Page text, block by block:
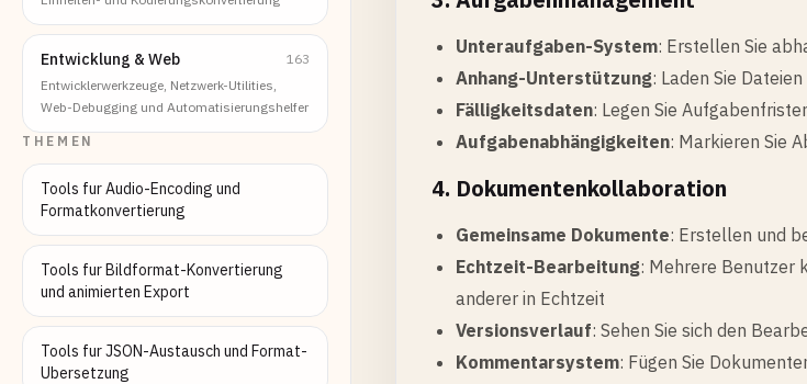
Entwicklung & Web
163
Entwicklerwerkzeuge, Netzwerk-Utilities,
Web-Debugging und Automatisierungshelfer
THEMEN
Tools fur Audio-Encoding und
Formatkonvertierung
Tools fur Bildformat-Konvertierung
und animierten Export
Tools fur JSON-Austausch und Format-
Ubersetzung
Unteraufgaben-System: Erstellen Sie
Anhang-Unterstützung: Laden Sie
Fälligkeitsdaten: Legen Sie
Aufgabenabhängigkeiten: Markieren Sie
4. Dokumentenkollaboration
Gemeinsame Dokumente: Erstellen und
Echtzeit-Bearbeitung: Mehrere Benutzer
anderer in Echtzeit
Versionsverlauf: Sehen Sie sich den
Kommentarsystem: Fügen Sie